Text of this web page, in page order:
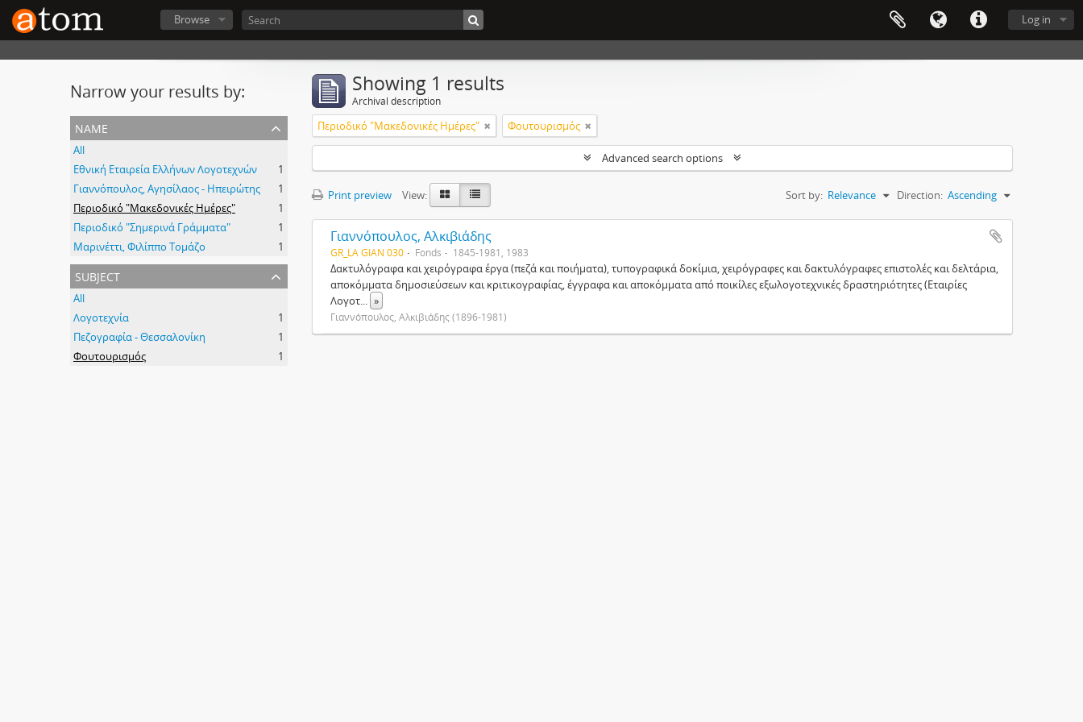
Log in
Browse
Narrow your results by:
name
All
Εθνική Εταιρεία Ελλήνων Λογοτεχνών
1
Γιαννόπουλος, Αγησίλαος - Ηπειρώτης
1
Περιοδικό "Μακεδονικές Ημέρες"
1
Περιοδικό "Σημερινά Γράμματα"
1
Μαρινέττι, Φιλίππο Τομάζο
1
subject
All
Λογοτεχνία
1
Πεζογραφία - Θεσσαλονίκη
1
Φουτουρισμός
1
Showing 1 results
Archival description
Περιοδικό "Μακεδονικές Ημέρες" Φουτουρισμός
Advanced search options
Print preview View: Sort by: Relevance Direction: Ascending
Γιαννόπουλος, Αλκιβιάδης
GR_LA GIAN 030 Fonds 1845-1981, 1983
Δακτυλόγραφα και χειρόγραφα έργα (πεζά και ποιήματα), τυπογραφικά δοκίμια, χειρόγραφες και δακτυλόγραφες επιστολές και δελτάρια,
αποκόμματα δημοσιεύσεων και κριτικογραφίας, έγγραφα και αποκόμματα από ποικίλες εξωλογοτεχνικές δραστηριότητες (Εταιρίες
Λογοτ... »
Γιαννόπουλος, Αλκιβιάδης (1896-1981)